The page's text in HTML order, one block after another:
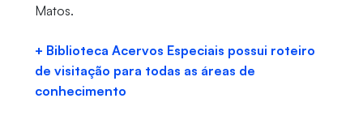
Matos.
+ Biblioteca Acervos Especiais possui roteiro
de visitação para todas as áreas de
conhecimento